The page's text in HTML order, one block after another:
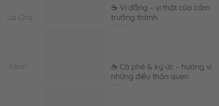
☕ Vị đắng – vị thật của cảm xúc
trưởng thành
☕ Cà phê & ký ức – hương vị lưu giữ
những điều thân quen